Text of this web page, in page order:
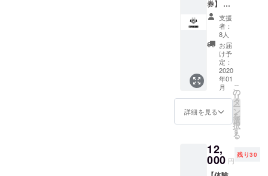
任を負
いかね
ますこ
とをあ
らかじ
めご了
承くだ
さい。
・盗難
等防止
貴重品
は持ち
どご本
人・参
加者・
保護者
目線で
物件を
探せば
いいの
か？な
どなど
質問に
対して
自分の
ハウは
お伝え
LINEや
messe
ngerで1
いじ
り、工
具を
使って
DIYな
ど、 自
由にい
すみの
街を楽
しいで
くださ
い。 お
伝えし
ます。
券】 た
だただ
支援を
しま
す。 プ
ロジェ
クトに
賛同し
た！支
援した
い！！
そう
思った
お願い
しま
す！ お
支援
者：
8人
お届
け予
定：
2020
年01
月
詳細を見る
こ
の
リ
タ
ー
ン
を
選
択
す
る
12,
000 円
残り30